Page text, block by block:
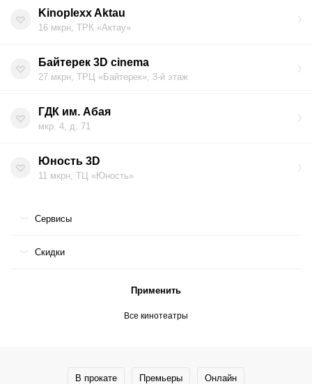
Kinoplexx Aktau
16 мкрн, ТРК «Актау»
Байтерек 3D cinema
27 мкрн, ТРЦ «Байтерек», 3-й этаж
ГДК им. Абая
мкр. 4, д. 71
Юность 3D
11 мкрн, ТЦ «Юность»
Сервисы
Скидки
Применить
Все кинотеатры
В прокате Премьеры Онлайн